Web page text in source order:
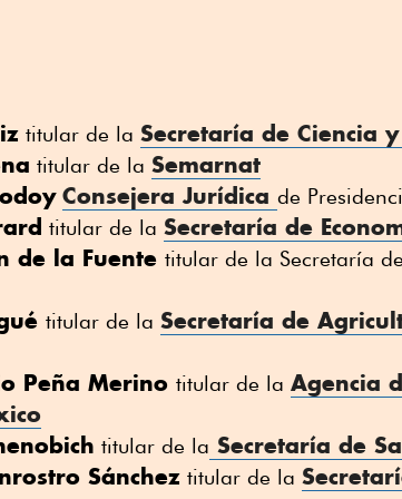
titular de la Secretaría de Ciencia
titular de la Semarnat
Consejera Jurídica de
titular de la Secretaría de
de la Fuente titular de la Secretaría
titular de la Secretaría de
Peña Merino titular de la Agencia
titular de la Secretaría de
Sánchez titular de la